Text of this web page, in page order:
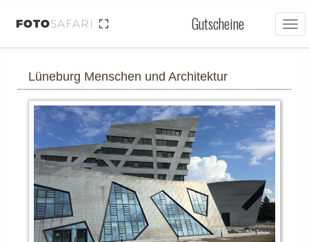
FOTOSAFARI Gutscheine
Lüneburg Menschen und Architektur